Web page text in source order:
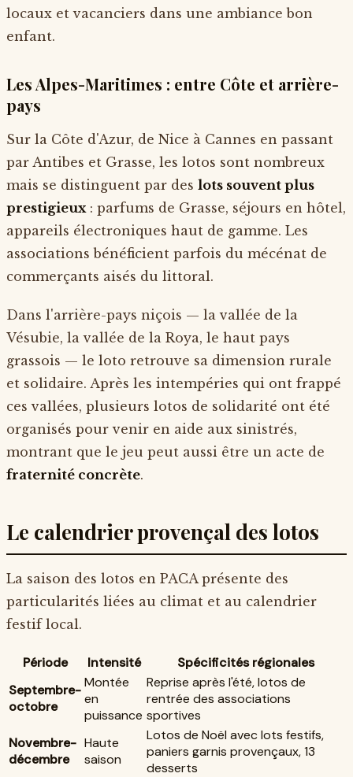
locaux et vacanciers dans une ambiance bon
enfant.
Les Alpes-Maritimes : entre Côte et arrière-
pays
Sur la Côte d'Azur, de Nice à Cannes en passant
par Antibes et Grasse, les lotos sont nombreux
mais se distinguent par des lots souvent plus
prestigieux : parfums de Grasse, séjours en hôtel,
appareils électroniques haut de gamme. Les
associations bénéficient parfois du mécénat de
commerçants aisés du littoral.
Dans l'arrière-pays niçois — la vallée de la
Vésubie, la vallée de la Roya, le haut pays
grassois — le loto retrouve sa dimension rurale
et solidaire. Après les intempéries qui ont frappé
ces vallées, plusieurs lotos de solidarité ont été
organisés pour venir en aide aux sinistrés,
montrant que le jeu peut aussi être un acte de
fraternité concrète.
Le calendrier provençal des lotos
La saison des lotos en PACA présente des
particularités liées au climat et au calendrier
festif local.
Période Intensité
Spécificités régionales
Septembre-
octobre
Montée
en
puissance
Reprise après l'été, lotos de
rentrée des associations
sportives
Novembre-
décembre
Haute
saison
Lotos de Noël avec lots festifs,
paniers garnis provençaux, 13
desserts